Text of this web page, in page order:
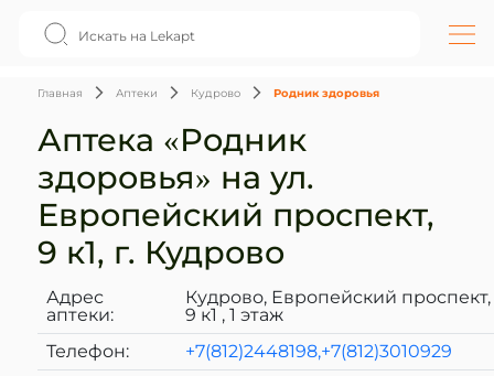
Главная Аптеки Кудрово Родник здоровья
Аптека «Родник
здоровья» на ул.
Европейский проспект,
9 к1, г. Кудрово
Адрес
аптеки:
Кудрово, Европейский проспект,
9 к1 , 1 этаж
Телефон:
+7(812)2448198,+7(812)3010929